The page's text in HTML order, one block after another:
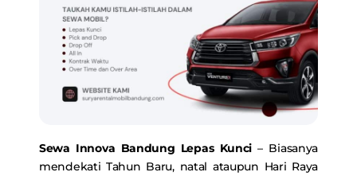
Sewa Innova Bandung Lepas Kunci – Biasanya
mendekati Tahun Baru, natal ataupun Hari Raya